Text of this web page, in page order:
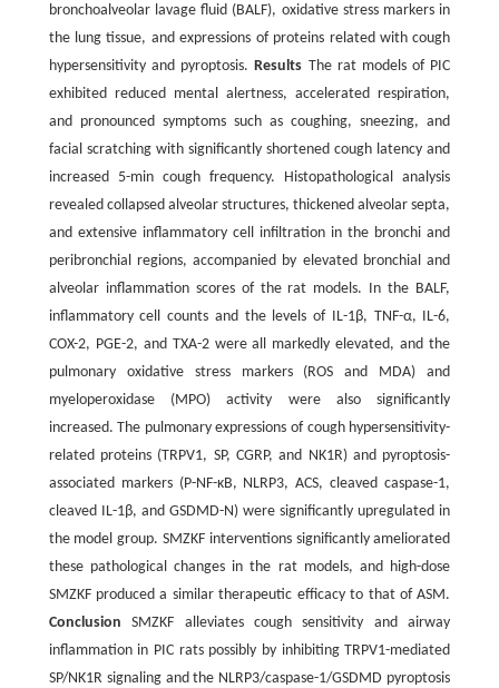
bronchoalveolar lavage fluid (BALF), oxidative stress markers in
the lung tissue, and expressions of proteins related with cough
hypersensitivity and pyroptosis.Results The rat models of PIC
exhibited reduced mental alertness, accelerated respiration,
and pronounced symptoms such as coughing, sneezing, and
facial scratching with significantly shortened cough latency and
increased 5-min cough frequency. Histopathological analysis
revealed collapsed alveolar structures, thickened alveolar septa,
and extensive inflammatory cell infiltration in the bronchi and
peribronchial regions, accompanied by elevated bronchial and
alveolar inflammation scores of the rat models. In the BALF,
inflammatory cell counts and the levels of IL-1β, TNF-α, IL-6,
COX-2, PGE-2, and TXA-2 were all markedly elevated, and the
pulmonary oxidative stress markers (ROS and MDA) and
myeloperoxidase (MPO) activity were also significantly
increased. The pulmonary expressions of cough hypersensitivity-
related proteins (TRPV1, SP, CGRP, and NK1R) and pyroptosis-
associated markers (P-NF-κB, NLRP3, ACS, cleaved caspase-1,
cleaved IL-1β, and GSDMD-N) were significantly upregulated in
the model group. SMZKF interventions significantly ameliorated
these pathological changes in the rat models, and high-dose
SMZKF produced a similar therapeutic efficacy to that of ASM.
Conclusion SMZKF alleviates cough sensitivity and airway
inflammation in PIC rats possibly by inhibiting TRPV1-mediated
SP/NK1R signaling and the NLRP3/caspase-1/GSDMD pyroptosis